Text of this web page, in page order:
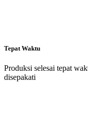
Tepat Waktu
Produksi selesai tepat
disepakati